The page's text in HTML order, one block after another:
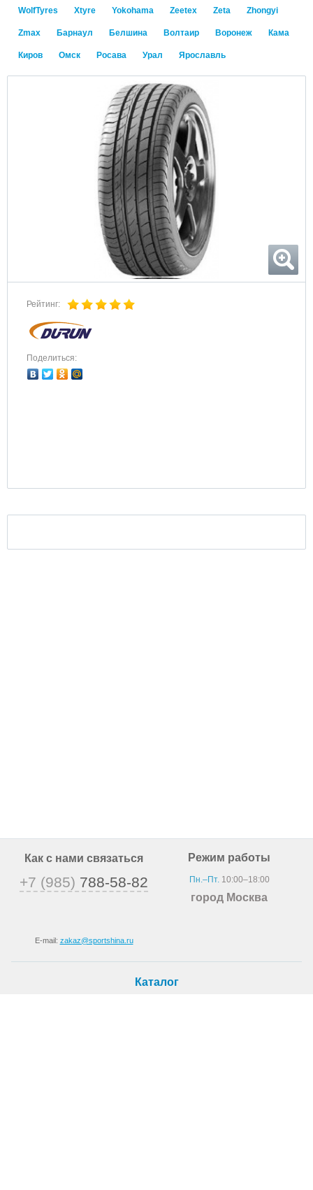
WolfTyres Xtyre Yokohama Zeetex Zeta Zhongyi
Zmax Барнаул Белшина Волтаир Воронеж Кама
Киров Омск Росава Урал Ярославль
Рейтинг:
Поделиться:
Как с нами связаться
+7 (985) 788-58-82
E-mail: zakaz@sportshina.ru
Режим работы
Пн.–Пт.10:00–18:00
город Москва
Каталог